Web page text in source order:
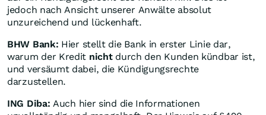
jedoch nach Ansicht unserer Anwälte absolut
unzureichend und lückenhaft.
BHW Bank: Hier stellt die Bank in erster Linie dar,
warum der Kredit nichtdurch den Kunden kündbar ist,
und versäumt dabei, die Kündigungsrechte
darzustellen.
ING Diba: Auch hier sind die Informationen